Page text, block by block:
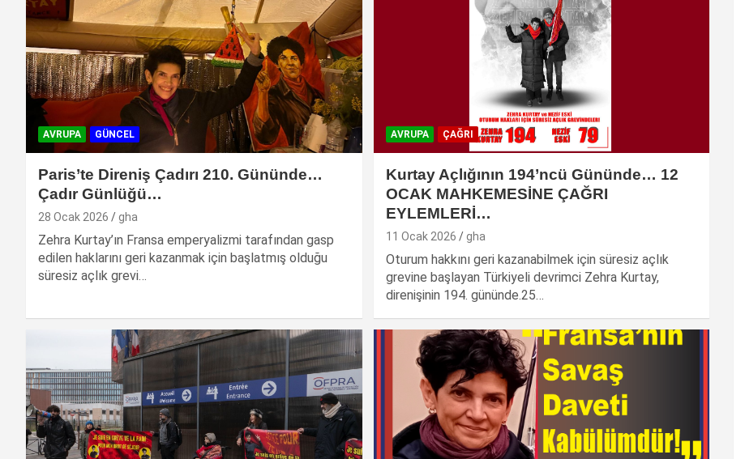
AVRUPA GÜNCEL
Paris’te Direniş Çadırı 210. Gününde…
Çadır Günlüğü…
28 Ocak 2026 gha
Zehra Kurtay’ın Fransa emperyalizmi tarafından gasp
edilen haklarını geri kazanmak için başlatmış olduğu
süresiz açlık grevi…
AVRUPA ÇAĞRI
Kurtay Açlığının 194’ncü Gününde… 12
OCAK MAHKEMESİNE ÇAĞRI
EYLEMLERİ…
11 Ocak 2026 gha
Oturum hakkını geri kazanabilmek için süresiz açlık
grevine başlayan Türkiyeli devrimci Zehra Kurtay,
direnişinin 194. gününde.25…